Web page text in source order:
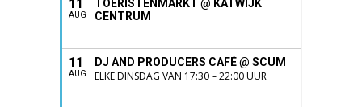
11
AUG
TOERISTENMARKT @ KATWIJK
CENTRUM
11
AUG
DJ AND PRODUCERS CAFÉ @ SCUM
ELKE DINSDAG VAN 17:30 – 22:00 UUR